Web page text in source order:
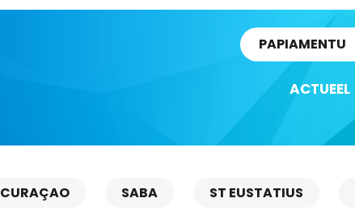
PAPIAMENTU
ACTUEEL
CURAÇAO SABA ST EUSTATIUS